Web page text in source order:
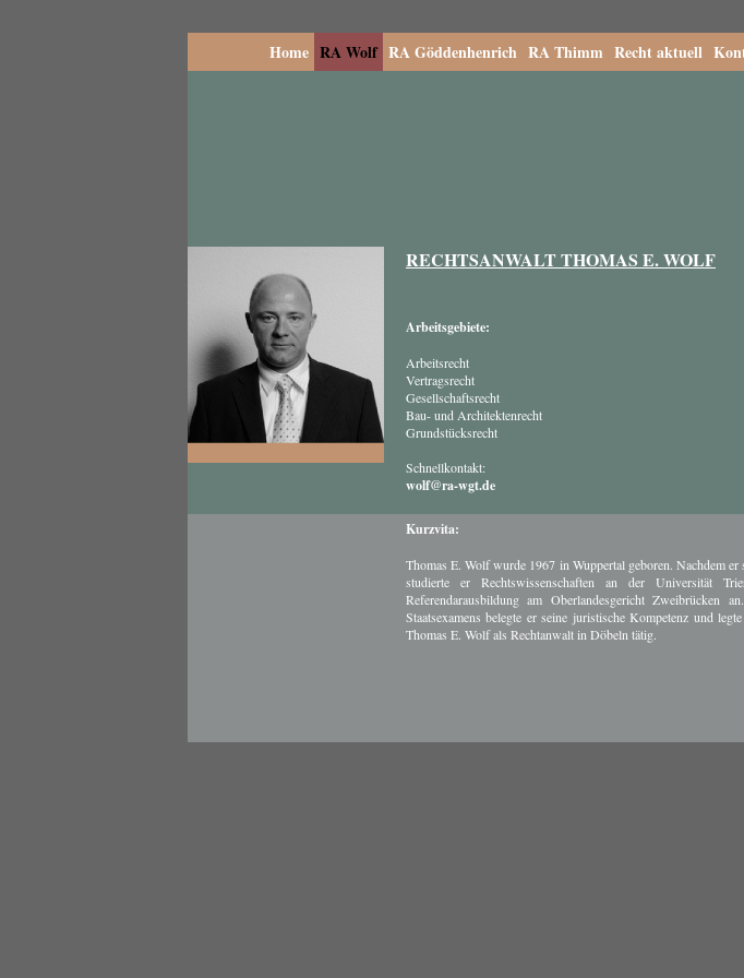
Home RA Wolf RA Göddenhenrich RA Thimm Recht aktuell
RECHTSANWALT THOMAS E. WOLF
Arbeitsgebiete:
Arbeitsrecht
Vertragsrecht
Gesellschaftsrecht
Bau- und Architektenrecht
Grundstücksrecht
Schnellkontakt:
wolf@ra-wgt.de
Kurzvita:
Thomas E. Wolf wurde 1967 in Wuppertal geboren. Nachdem
studierte er Rechtswissenschaften an der Universität
Referendarausbildung am Oberlandesgericht
Staatsexamens belegte er seine juristische Kompetenz und
Thomas E. Wolf als Rechtanwalt in Döbeln tätig.